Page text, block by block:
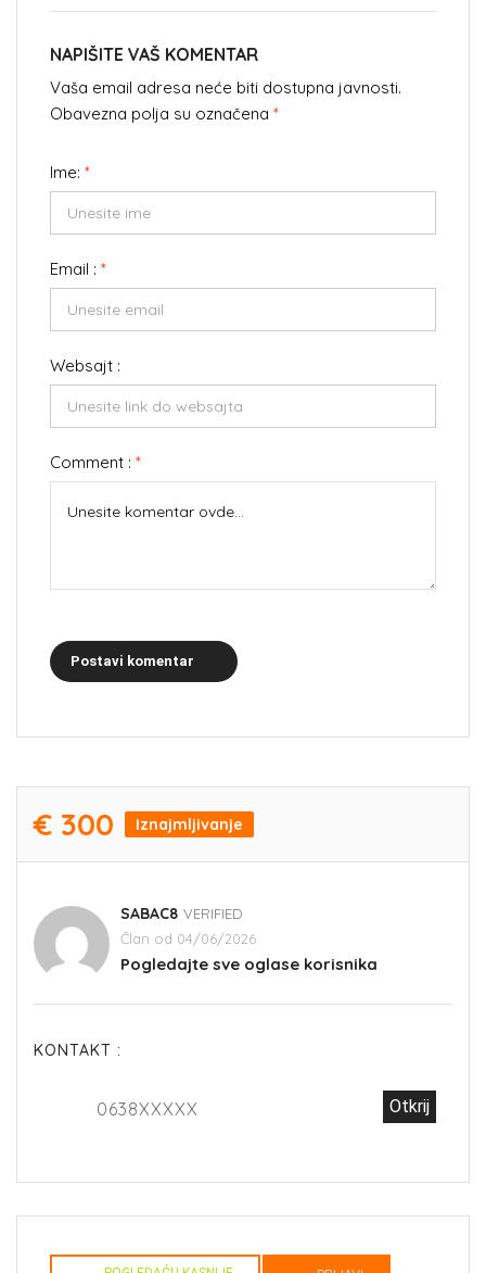
NAPIŠITE VAŠ KOMENTAR
Vaša email adresa neće biti dostupna javnosti.
Obavezna polja su označena *
Ime: *
Email : *
Websajt :
Comment : *
Postavi komentar
€ 300 Iznajmljivanje
SABAC8 VERIFIED
Član od 04/06/2026
Pogledajte sve oglase korisnika
KONTAKT :
0638XXXXX Otkrij